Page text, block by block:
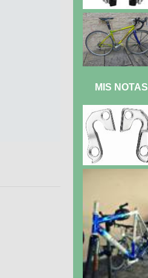
MIS NOTAS